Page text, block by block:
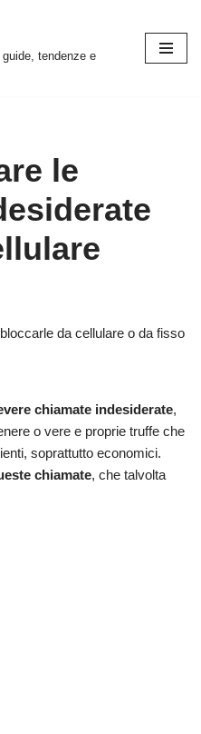
tendenze e
le
chiamate indesiderate,
o vere e proprie truffe che
soprattutto economici.
chiamate, che talvolta